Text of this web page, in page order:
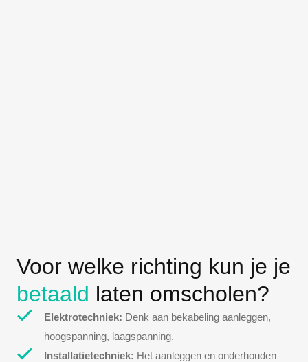
Voor welke richting kun je je
betaald laten omscholen?
Elektrotechniek: Denk aan bekabeling aanleggen,
hoogspanning, laagspanning.
Installatietechniek: Het aanleggen en onderhouden